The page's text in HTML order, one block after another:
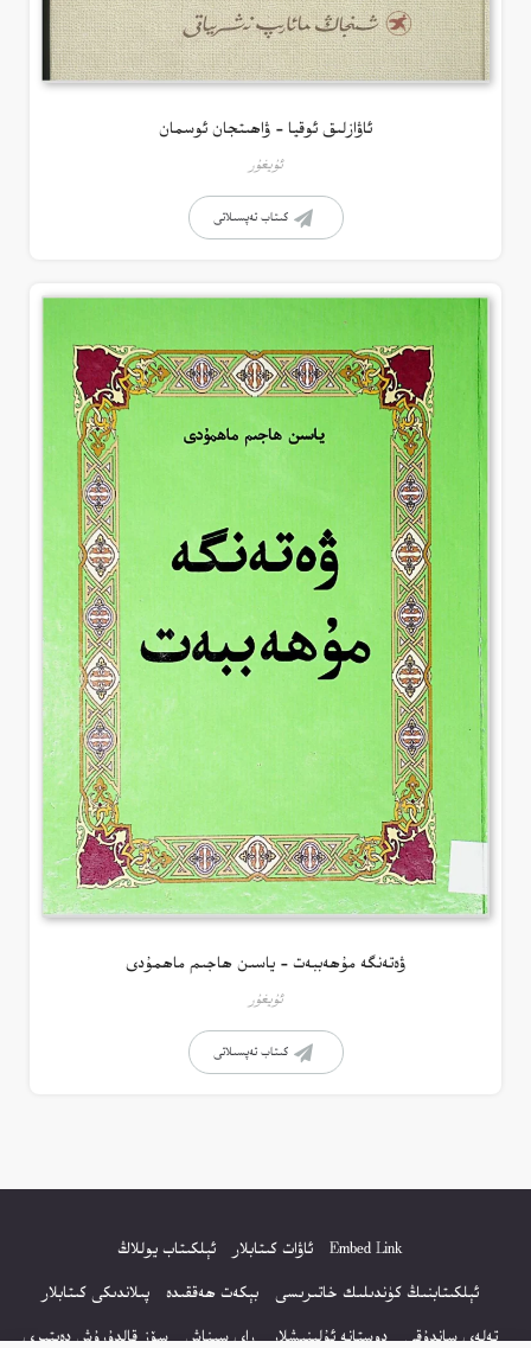
ئاۋازلىق ئوقيا – ۋاھىتجان ئوسمان
ئۇيغۇر
كىتاب تەپسىلاتى
ۋەتەنگە مۇھەببەت – ياسىن ھاجىم ماھمۇدى
ئۇيغۇر
كىتاب تەپسىلاتى
Embed Link ئاۋات كىتابلار
ئېلكىتاب يوللاڭ
ئېلكىتابنىڭ كۈندىلىك خاتىرىسى
بېكەت ھەققىدە
پىلاندىكى كىتابلار
تەلەي ساندۇقى
دوستانە ئۇلىنىشلار راي سىناش سۆز قالدۇرۇش دەپتىرى